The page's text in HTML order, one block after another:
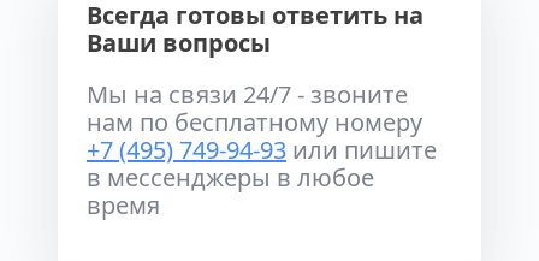
Всегда готовы ответить на
Ваши вопросы
Мы на связи 24/7 - звоните
нам по бесплатному номеру
+7 (495) 749-94-93 или пишите
в мессенджеры в любое
время